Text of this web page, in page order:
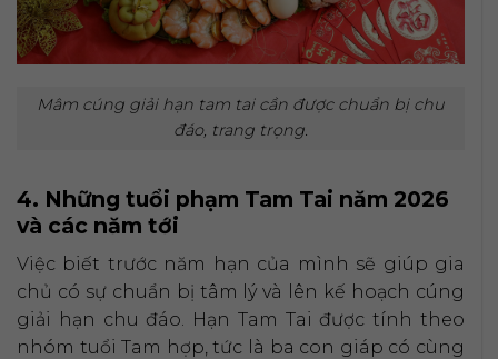
Mâm cúng giải hạn tam tai cần được chuẩn bị chu
đáo, trang trọng.
4. Những tuổi phạm Tam Tai năm 2026
và các năm tới
Việc biết trước năm hạn của mình sẽ giúp gia
chủ có sự chuẩn bị tâm lý và lên kế hoạch cúng
giải hạn chu đáo. Hạn Tam Tai được tính theo
nhóm tuổi Tam hợp, tức là ba con giáp có cùng